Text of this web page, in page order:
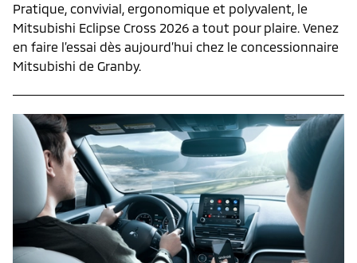
Pratique, convivial, ergonomique et polyvalent, le
Mitsubishi Eclipse Cross 2026 a tout pour plaire. Venez
en faire l’essai dès aujourd’hui chez le concessionnaire
Mitsubishi de Granby.